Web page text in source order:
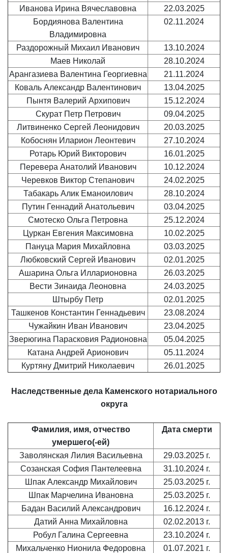
Иванова Ирина Вячеславовна
22.03.2025
Бордиянова Валентина
Владимировна
02.11.2024
Раздорожный Михаил Иванович
13.10.2024
Маев Николай
28.10.2024
Арангазиева Валентина Георгиевна
21.11.2024
Коваль Александр Валентинович
13.04.2025
Пынтя Валерий Архипович
15.12.2024
Скурат Петр Петрович
09.04.2025
Литвиненко Сергей Леонидович
20.03.2025
Кобоснян Иларион Леонтевич
27.10.2024
Ротарь Юрий Викторович
16.01.2025
Перевера Анатолий Иванович
10.12.2024
Черевков Виктор Степанович
24.02.2025
Табакарь Алик Еманоилович
28.10.2024
Путин Геннадий Анатольевич
03.04.2025
Смотеско Ольга Петровна
25.12.2024
Цуркан Евгения Максимовна
10.02.2025
Пануца Мария Михайловна
03.03.2025
Любковский Сергей Иванович
02.01.2025
Ашарина Ольга Илларионовна
26.03.2025
Вести Зинаида Леоновна
24.03.2025
Штырбу Петр
02.01.2025
Ташкенов Константин Геннадьевич
23.08.2024
Чужайкин Иван Иванович
23.04.2025
Зверюгина Парасковия Радионовна
05.04.2025
Катана Андрей Арионович
05.11.2024
Куртяну Дмитрий Николаевич
26.01.2025
Наследственные дела Каменского нотариального
округа
Фамилия, имя, отчество
умершего(-ей)
Дата смерти
Заволянская Лилия Васильевна
29.03.2025 г.
Созанская София Пантелеевна
31.10.2024 г.
Шпак Александр Михайлович
25.03.2025 г.
Шпак Марчелина Ивановна
25.03.2025 г.
Бадан Василий Александрович
16.12.2024 г.
Датий Анна Михайловна
02.02.2013 г.
Робул Галина Сергеевна
23.10.2024 г.
Михальченко Нионила Федоровна
01.07.2021 г.